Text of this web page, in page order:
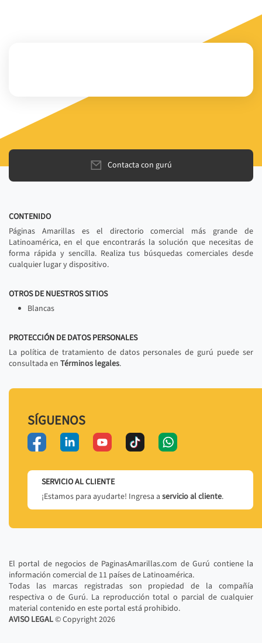
Contacta con gurú
CONTENIDO
Páginas Amarillas es el directorio comercial más grande de
Latinoamérica, en el que encontrarás la solución que necesitas de
forma rápida y sencilla. Realiza tus búsquedas comerciales desde
cualquier lugar y dispositivo.
OTROS DE NUESTROS SITIOS
Blancas
PROTECCIÓN DE DATOS PERSONALES
La política de tratamiento de datos personales de gurú puede ser
consultada en Términos legales.
SÍGUENOS
SERVICIO AL CLIENTE
¡Estamos para ayudarte! Ingresa a servicio al cliente.
El portal de negocios de PaginasAmarillas.com de Gurú contiene la
información comercial de 11 países de Latinoamérica.
Todas las marcas registradas son propiedad de la compañía
respectiva o de Gurú. La reproducción total o parcial de cualquier
material contenido en este portal está prohibido.
AVISO LEGAL© Copyright2026